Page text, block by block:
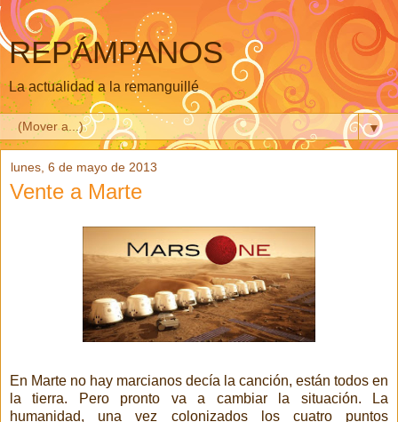
REPÁMPANOS
La actualidad a la remanguillé
▼
lunes, 6 de mayo de 2013
Vente a Marte
En Marte no hay marcianos decía la canción, están todos en
la tierra. Pero pronto va a cambiar la situación. La
humanidad, una vez colonizados los cuatro puntos